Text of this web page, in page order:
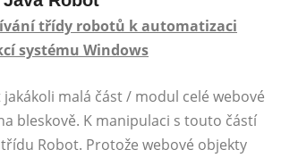
třídy robotů k automatizaci
systému Windows
malá část / modul celé webové
bleskově. K manipulaci s touto částí
Robot. Protože webové objekty